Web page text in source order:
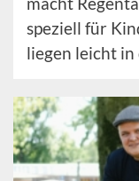
speziell für
liegen leicht in